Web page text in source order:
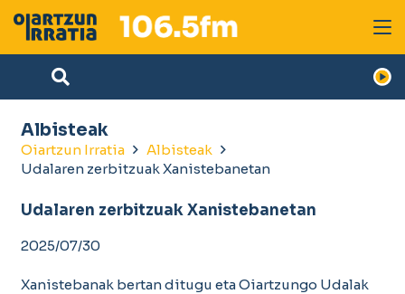
Albisteak
Oiartzun Irratia
Albisteak
Udalaren zerbitzuak Xanistebanetan
Udalaren zerbitzuak Xanistebanetan
2025/07/30
Xanistebanak bertan ditugu eta Oiartzungo Udalak